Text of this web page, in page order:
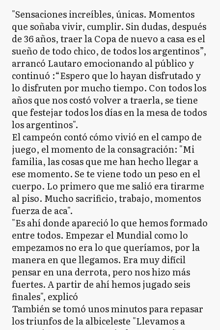
"Sensaciones increíbles, únicas. Momentos
que soñaba vivir, cumplir. Sin dudas, después
de 36 años, traer la Copa de nuevo a casa es el
sueño de todo chico, de todos los argentinos”,
arrancó Lautaro emocionando al público y
continuó :“Espero que lo hayan disfrutado y
lo disfruten por mucho tiempo. Con todos los
años que nos costó volver a traerla, se tiene
que festejar todos los días en la mesa de todos
los argentinos".
El campeón contó cómo vivió en el campo de
juego, el momento de la consagración: "Mi
familia, las cosas que me han hecho llegar a
ese momento. Se te viene todo un peso en el
cuerpo. Lo primero que me salió era tirarme
al piso. Mucho sacrificio, trabajo, momentos
fuerza de aca".
"Es ahí donde apareció lo que hemos formado
entre todos. Empezar el Mundial como lo
empezamos no era lo que queríamos, por la
manera en que llegamos. Era muy difícil
pensar en una derrota, pero nos hizo más
fuertes. A partir de ahí hemos jugado seis
finales", explicó
También se tomó unos minutos para repasar
los triunfos de la albiceleste "Llevamos a